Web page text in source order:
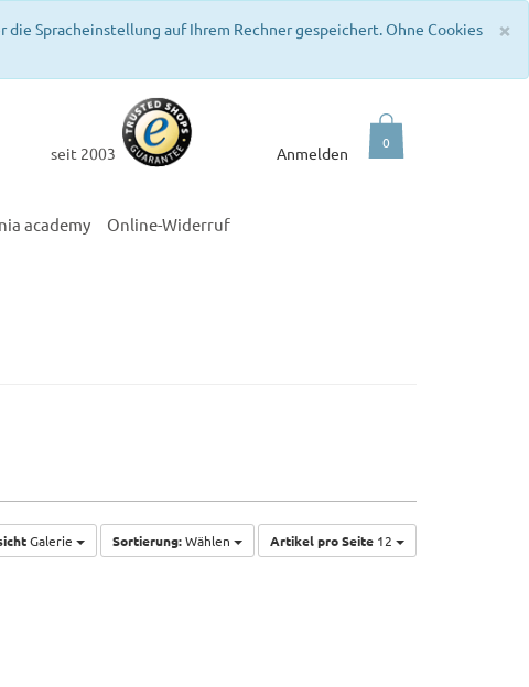
×
Spracheinstellung auf Ihrem Rechner gespeichert. Ohne Cookies
seit 2003 Anmelden
0
academy Online-Widerruf
Galerie Sortierung:Wählen Artikel pro Seite 12